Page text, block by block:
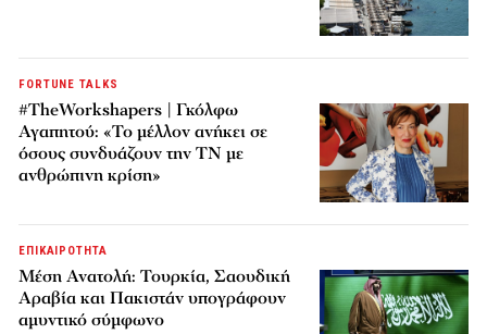
FORTUNE TALKS
#TheWorkshapers | Γκόλφω
Αγαπητού: «Το μέλλον ανήκει σε
όσους συνδυάζουν την ΤΝ με
ανθρώπινη κρίση»
ΕΠΙΚΑΙΡΟΤΗΤΑ
Μέση Ανατολή: Τουρκία, Σαουδική
Αραβία και Πακιστάν υπογράφουν
αμυντικό σύμφωνο